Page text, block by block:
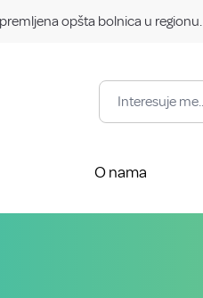
opšta bolnica u regionu.
O nama